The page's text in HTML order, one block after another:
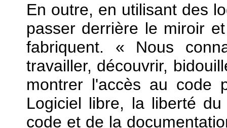
En outre, en utilisant des
passer derrière le miroir
fabriquent. « Nous
travailler, découvrir,
montrer l'accès au code
Logiciel libre, la liberté
code et de la